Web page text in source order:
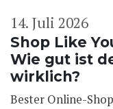
Shop Like
Wie gut ist
wirklich?
14. Juli 2026
Bester Online-